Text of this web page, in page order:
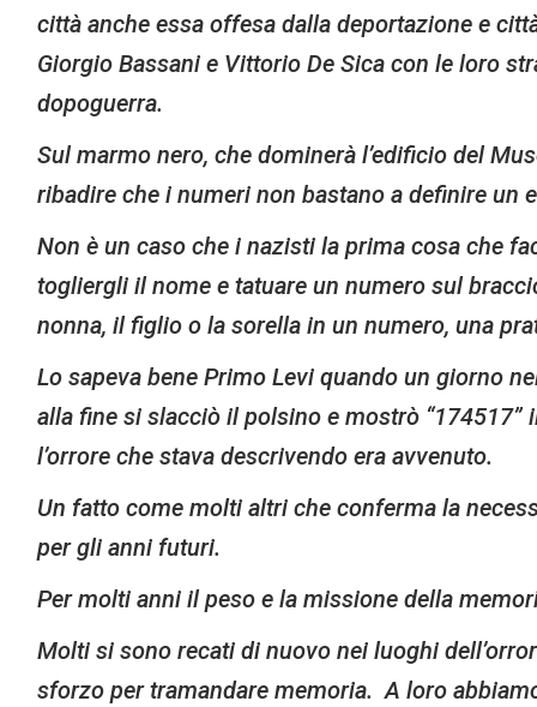
città anche essa offesa dalla deportazione e
Giorgio Bassani e Vittorio De Sica con le loro
dopoguerra.
Sul marmo nero, che dominerà l’edificio del
ribadire che i numeri non bastano a definire un
Non è un caso che i nazisti la prima cosa che
togliergli il nome e tatuare un numero sul
nonna, il figlio o la sorella in un numero, una
Lo sapeva bene Primo Levi quando un giorno
alla fine si slacciò il polsino e mostrò
l’orrore che stava descrivendo era avvenuto.
Un fatto come molti altri che conferma la
per gli anni futuri.
Per molti anni il peso e la missione della
Molti si sono recati di nuovo nei luoghi
sforzo per tramandare memoria. A loro